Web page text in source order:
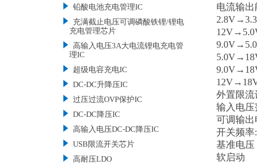
铅酸电池充电管理IC
充满截止电压可调磷酸铁锂/锂电
充电管理芯片
高输入电压3A大电流锂电充电管
理IC
超级电容充电IC
DC-DC升降压IC
过压过流OVP保护IC
DC-DC降压IC
高输入电压DC-DC降压IC
USB限流开关芯片
高耐压LDO
电流输出
外置限流
输入电压
可调输出
开关频率
基准电压
软启动